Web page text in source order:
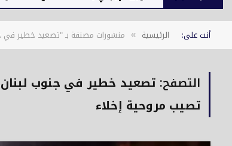
أنت على: الرئيسية » منشورات مصنفة بـ "تصعيد خطير في
التصفح: تصعيد خطير في جنوب
تصيب مروحية إخلاء